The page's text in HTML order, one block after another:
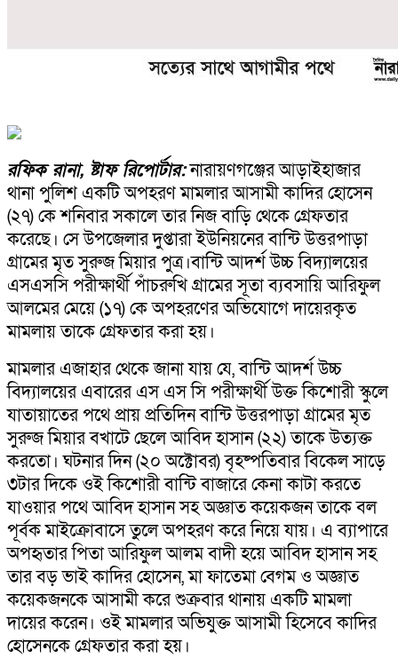
রফিক রানা, ষ্টাফ রিপোর্টার:নারায়ণগঞ্জের আড়াইহাজার
থানা পুলিশ একটি অপহরণ মামলার আসামী কাদির হোসেন
(২৭) কে শনিবার সকালে তার নিজ বাড়ি থেকে গ্রেফতার
করেছে। সে উপজেলার দুপ্তারা ইউনিয়নের বান্টি উত্তরপাড়া
গ্রামের মৃত সুরুজ মিয়ার পুত্র।বান্টি আদর্শ উচ্চ বিদ্যালয়ের
এসএসসি পরীক্ষার্থী পাঁচরুখি গ্রামের সূতা ব্যবসায়ি আরিফুল
আলমের মেয়ে (১৭) কে অপহরণের অভিযোগে দায়েরকৃত
মামলায় তাকে গ্রেফতার করা হয়।
মামলার এজাহার থেকে জানা যায় যে, বান্টি আদর্শ উচ্চ
বিদ্যালয়ের এবারের এস এস সি পরীক্ষার্থী উক্ত কিশোরী স্কুলে
যাতায়াতের পথে প্রায় প্রতিদিন বান্টি উত্তরপাড়া গ্রামের মৃত
সুরুজ মিয়ার বখাটে ছেলে আবিদ হাসান (২২) তাকে উত্যক্ত
করতো। ঘটনার দিন (২০ অক্টোবর) বৃহষ্পতিবার বিকেল সাড়ে
৩টার দিকে ওই কিশোরী বান্টি বাজারে কেনা কাটা করতে
যাওয়ার পথে আবিদ হাসান সহ অজ্ঞাত কয়েকজন তাকে বল
পূর্বক মাইক্রোবাসে তুলে অপহরণ করে নিয়ে যায়। এ ব্যাপারে
অপহৃতার পিতা আরিফুল আলম বাদী হয়ে আবিদ হাসান সহ
তার বড় ভাই কাদির হোসেন, মা ফাতেমা বেগম ও অজ্ঞাত
কয়েকজনকে আসামী করে শুক্রবার থানায় একটি মামলা
দায়ের করেন। ওই মামলার অভিযুক্ত আসামী হিসেবে কাদির
হোসেনকে গ্রেফতার করা হয়।